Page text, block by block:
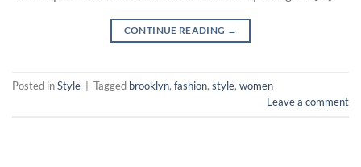
CONTINUE READING →
Posted inStyle Tagged brooklyn, fashion, style, women
Leave a comment